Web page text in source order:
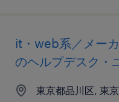
it・web系／メー
のヘルプデスク・
東京都品川区, 東